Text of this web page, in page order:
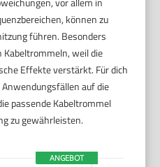
können zu
führen. Besonders
weil die
Effekte verstärkt. Für dich
auf die
passende Kabeltrommel
zu gewährleisten.
ANGEBOT